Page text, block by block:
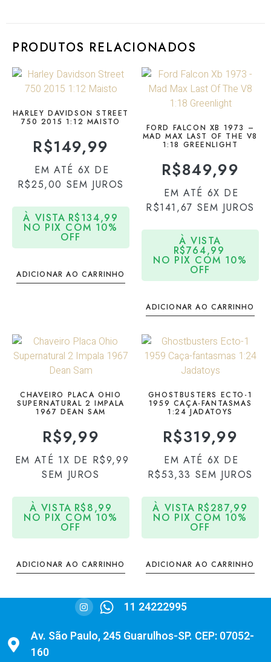
PRODUTOS RELACIONADOS
HARLEY DAVIDSON STREET
750 2015 1:12 MAISTO
R$149,99
EM ATÉ 6X DE
R$25,00 SEM JUROS
À VISTA R$134,99
NO PIX COM 10%
OFF
ADICIONAR AO CARRINHO
FORD FALCON XB 1973 –
MAD MAX LAST OF THE V8
1:18 GREENLIGHT
R$849,99
EM ATÉ 6X DE
R$141,67 SEM JUROS
À VISTA
R$764,99
NO PIX COM 10%
OFF
ADICIONAR AO CARRINHO
CHAVEIRO PLACA OHIO
SUPERNATURAL 2 IMPALA
1967 DEAN SAM
R$9,99
EM ATÉ 1X DE R$9,99
SEM JUROS
À VISTA R$8,99
NO PIX COM 10%
OFF
ADICIONAR AO CARRINHO
GHOSTBUSTERS ECTO-1
1959 CAÇA-FANTASMAS
1:24 JADATOYS
R$319,99
EM ATÉ 6X DE
R$53,33 SEM JUROS
À VISTA R$287,99
NO PIX COM 10%
OFF
ADICIONAR AO CARRINHO
11 24222995
Av. São Paulo, 245 Guarulhos-SP. CEP: 07052-
160